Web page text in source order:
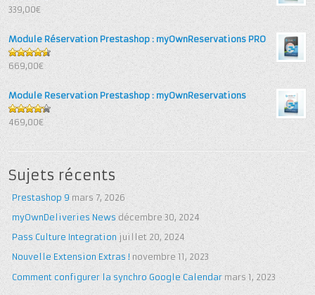
4.67out
of 5
339,00€
Module Réservation Prestashop : myOwnReservations PRO
4.6out
of 5
669,00€
Module Reservation Prestashop : myOwnReservations
4.25 out
of 5
469,00€
Sujets récents
Prestashop 9 mars 7, 2026
myOwnDeliveries News décembre 30, 2024
Pass Culture Integration juillet 20, 2024
Nouvelle Extension Extras ! novembre 11, 2023
Comment configurer la synchro Google Calendar mars 1, 2023